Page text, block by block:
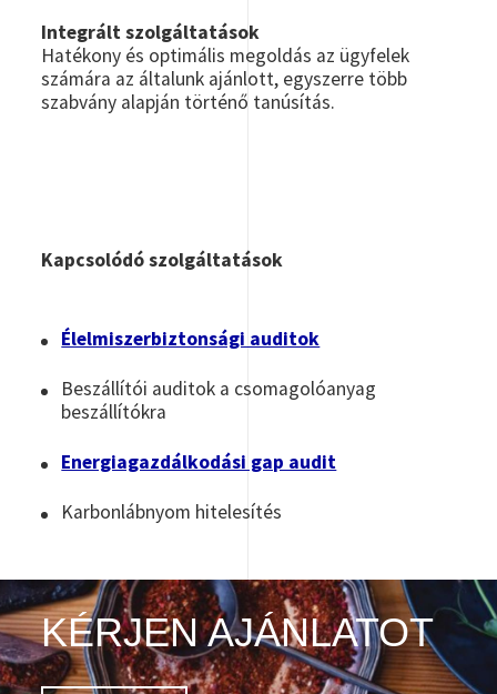
Integrált szolgáltatások
Hatékony és optimális megoldás az ügyfelek
számára az általunk ajánlott, egyszerre több
szabvány alapján történő tanúsítás.
Kapcsolódó szolgáltatások
Élelmiszerbiztonsági auditok
Beszállítói auditok a csomagolóanyag
beszállítókra
Energiagazdálkodási gap audit
Karbonlábnyom hitelesítés
KÉRJEN AJÁNLATOT